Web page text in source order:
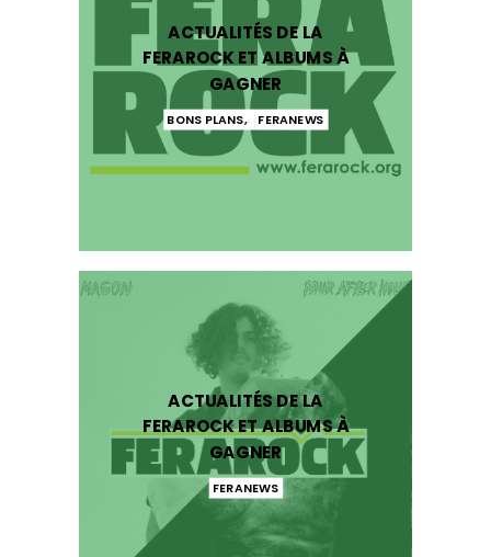
ACTUALITÉS DE LA
FERAROCK ET ALBUMS À
GAGNER
BONS PLANS, FERANEWS
ACTUALITÉS DE LA
FERAROCK ET ALBUMS À
GAGNER
FERANEWS